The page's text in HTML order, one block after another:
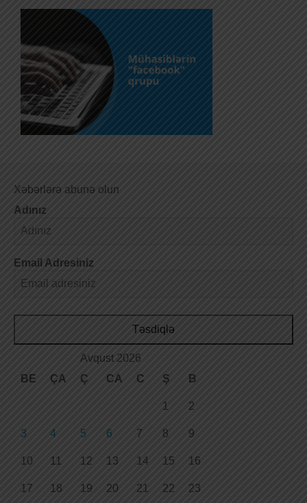
Xəbərlərə abunə olun
Adınız
Email Adresiniz
Təsdiqlə
Avqust 2026
BE
ÇA Ç CA C Ş B
1 2
3 4 5 6 7 8 9
10 11 12 13 14 15 16
17 18 19 20 21 22 23